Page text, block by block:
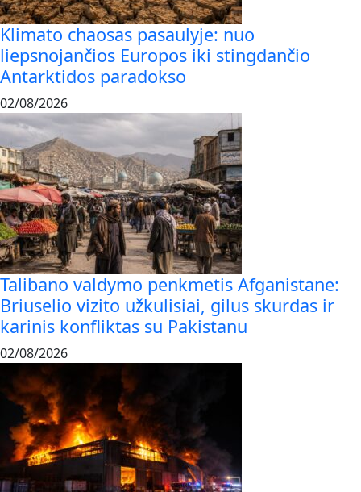
Klimato chaosas pasaulyje: nuo
liepsnojančios Europos iki stingdančio
Antarktidos paradokso
02/08/2026
Talibano valdymo penkmetis Afganistane:
Briuselio vizito užkulisiai, gilus skurdas ir
karinis konfliktas su Pakistanu
02/08/2026